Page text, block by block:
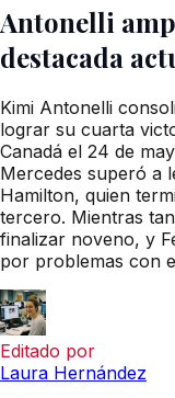
Antonelli
destacada
Kimi Antonelli
lograr su cuarta
Canadá el 24 de
Mercedes superó a
Hamilton, quien
tercero. Mientras
finalizar noveno, y
por problemas con
Editado por
Laura Hernández